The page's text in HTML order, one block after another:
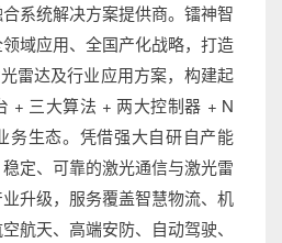
系统解决方案提供商。镭神智
域应用、全国产化战略，打造
雷达及行业应用方案，构建起
+ 三大算法 + 两大控制器 + N
务生态。凭借强大自研自产能
定、可靠的激光通信与激光雷
升级，服务覆盖智慧物流、机
航天、高端安防、自动驾驶、